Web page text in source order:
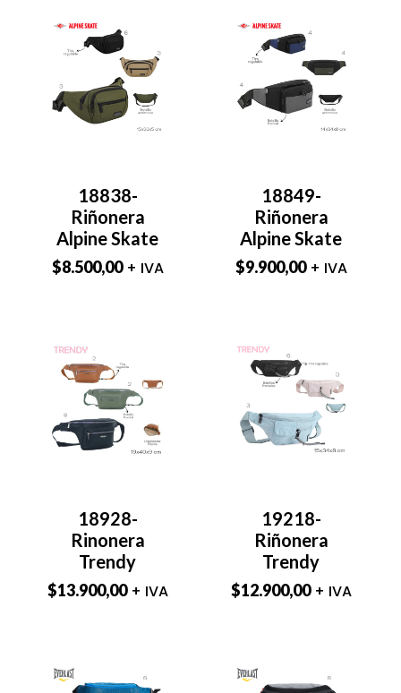
18838-
Riñonera
Alpine Skate
$8.500,00 + IVA
18849-
Riñonera
Alpine Skate
$9.900,00 + IVA
18928-
Rinonera
Trendy
$13.900,00 + IVA
19218-
Riñonera
Trendy
$12.900,00 + IVA